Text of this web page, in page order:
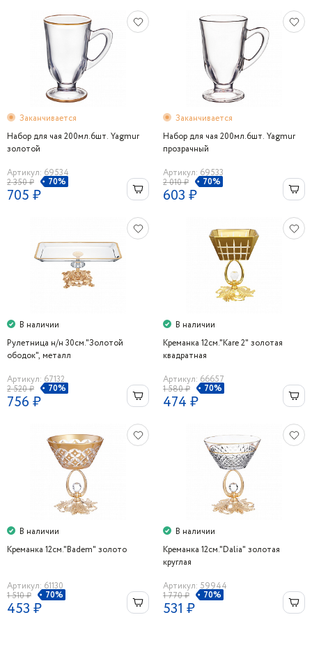
Заканчивается
Набор для чая 200мл.6шт. Yagmur
золотой
Артикул: 69534
2 350 ₽
70%
705 ₽
Заканчивается
Набор для чая 200мл.6шт. Yagmur
прозрачный
Артикул: 69533
2 010 ₽
70%
603 ₽
В наличии
Рулетница н/н 30см."Золотой
ободок", металл
Артикул: 67132
2 520 ₽
70%
756 ₽
В наличии
Креманка 12см."Kare 2" золотая
квадратная
Артикул: 66657
1 580 ₽
70%
474 ₽
В наличии
Креманка 12см."Badem" золото
Артикул: 61130
1 510 ₽
70%
453 ₽
В наличии
Креманка 12см."Dalia" золотая
круглая
Артикул: 59944
1 770 ₽
70%
531 ₽